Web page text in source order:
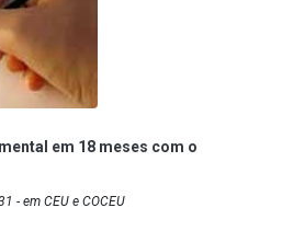
em 18 meses com o
- em CEU e COCEU